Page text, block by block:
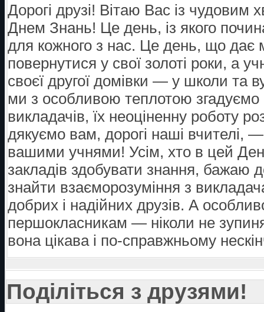
Дорогі друзі! Вітаю Вас із
Днем Знань! Це день, із якого
для кожного з нас. Це день, що дає
повернутися у свої золоті роки, а
своєї другої домівки — у школи та
ми з особливою теплотою згадуємо
викладачів, їх неоціненну роботу
дякуємо вам, дорогі наші
вашими учнями! Усім, хто в цей
закладів здобувати знання, бажаю
знайти взаєморозуміння з
добрих і надійних друзів. А
першокласникам — ніколи не
вона цікава і по-справжньому
Поділіться з друзями!